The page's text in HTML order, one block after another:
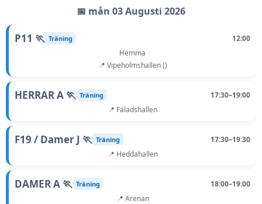
📅 mån 03 Augusti 2026
P11 🏃 Träning
12:00
Hemma
📍 Vipeholmshallen ()
HERRAR A 🏃 Träning
17:30–19:00
📍 Fäladshallen
F19 / Damer J 🏃 Träning
17:30–19:30
📍 Heddahallen
DAMER A 🏃 Träning
18:00–19:00
📍 Arenan